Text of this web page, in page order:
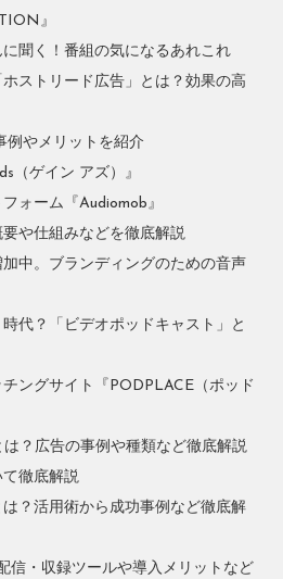
』
聞く！番組の気になるあれこれ
ホストリード広告」とは？効果の高
やメリットを紹介
（ゲイン アズ）』
ォーム『Audiomob』
や仕組みなどを徹底解説
中。ブランディングのための音声
代？「ビデオポッドキャスト」と
ングサイト『PODPLACE（ポッド
？広告の事例や種類など徹底解説
徹底解説
？活用術から成功事例など徹底解
信・収録ツールや導入メリットなど